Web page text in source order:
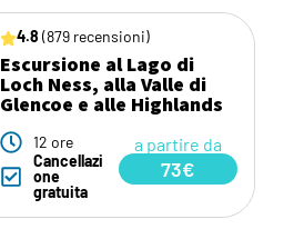
4.8 (879 recensioni)
Escursione al Lago di
Loch Ness, alla Valle di
Glencoe e alle Highlands
12 ore
Cancellazi
one
gratuita
a partire da
73€